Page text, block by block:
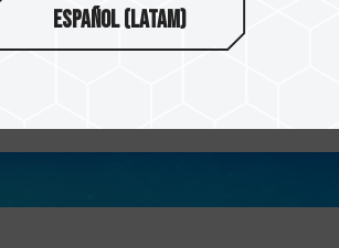
Español (Latam)